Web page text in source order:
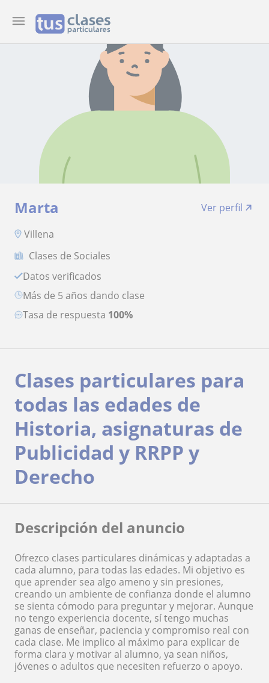
Marta
Ver perfil
Villena
Clases de Sociales
Datos verificados
más de 5 años dando clase
Tasa de respuesta 100%
Clases particulares para
todas las edades de
Historia, asignaturas de
Publicidad y RRPP y
Derecho
Descripción del anuncio
Ofrezco clases particulares dinámicas y adaptadas a
cada alumno, para todas las edades. Mi objetivo es
que aprender sea algo ameno y sin presiones,
creando un ambiente de confianza donde el alumno
se sienta cómodo para preguntar y mejorar. Aunque
no tengo experiencia docente, sí tengo muchas
ganas de enseñar, paciencia y compromiso real con
cada clase. Me implico al máximo para explicar de
forma clara y motivar al alumno, ya sean niños,
jóvenes o adultos que necesiten refuerzo o apoyo.